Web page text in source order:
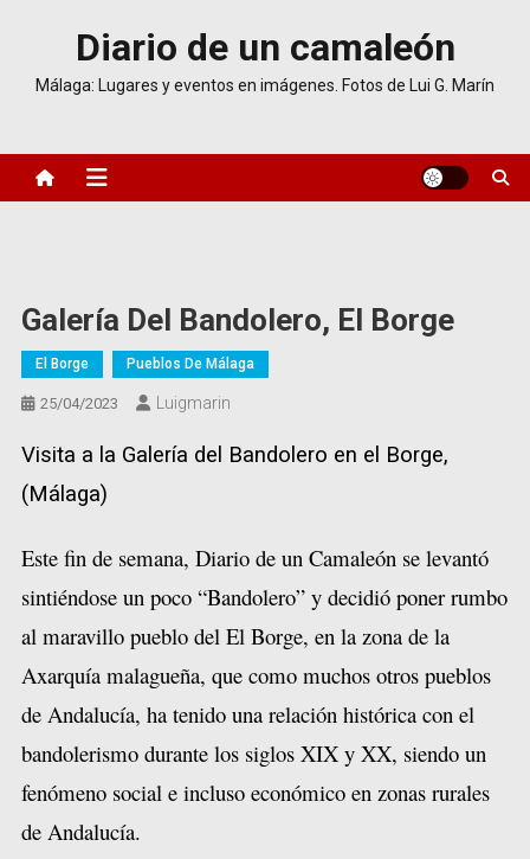
Diario de un camaleón
Málaga: Lugares y eventos en imágenes. Fotos de Lui G. Marín
Galería Del Bandolero, El Borge
El Borge Pueblos De Málaga
25/04/2023 Luigmarin
Visita a la Galería del Bandolero en el Borge,
(Málaga)
Este fin de semana, Diario de un Camaleón se levantó
sintiéndose un poco “Bandolero” y decidió poner rumbo
al maravillo pueblo del El Borge, en la zona de la
Axarquía malagueña, que como muchos otros pueblos
de Andalucía, ha tenido una relación histórica con el
bandolerismo durante los siglos XIX y XX, siendo un
fenómeno social e incluso económico en zonas rurales
de Andalucía.